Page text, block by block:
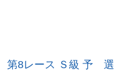
第8レース Ｓ級 予 選